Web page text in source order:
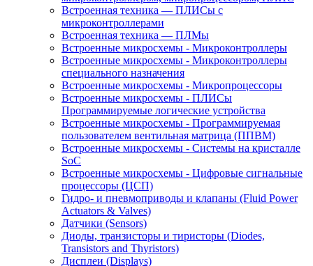
Встроенная техника — ПЛИСы с
микроконтроллерами
Встроенная техника — ПЛМы
Встроенные микросхемы - Микроконтроллеры
Встроенные микросхемы - Микроконтроллеры
специального назначения
Встроенные микросхемы - Микропроцессоры
Встроенные микросхемы - ПЛИСы
Программируемые логические устройства
Встроенные микросхемы - Программируемая
пользователем вентильная матрица (ППВМ)
Встроенные микросхемы - Системы на кристалле
SoC
Встроенные микросхемы - Цифровые сигнальные
процессоры (ЦСП)
Гидро- и пневмоприводы и клапаны (Fluid Power
Actuators & Valves)
Датчики (Sensors)
Диоды, транзисторы и тиристоры (Diodes,
Transistors and Thyristors)
Дисплеи (Displays)